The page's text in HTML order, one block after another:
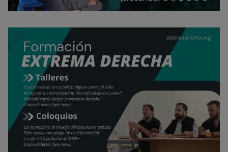
.
Rechazar cookies Política de cookies